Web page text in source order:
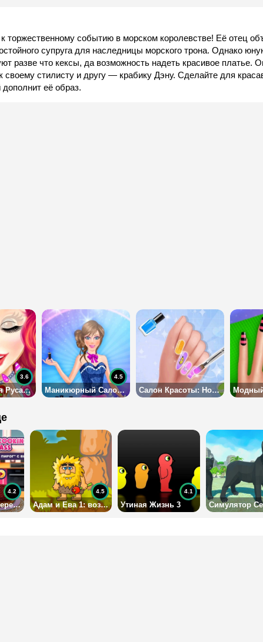
к торжественному событию в морском королевстве! Её отец
супруга для наследницы морского трона. Однако
разве что кексы, да возможность надеть красивое платье.
своему стилисту и другу — крабику Дэну. Сделайте для
её образ.
Маникюр Для Русалки
3.6
Маникюрный Салон для Девочек
4.5
Салон Красоты: Ноготочки
Кухня Сары: Перевёрнуый пирог с вишней
4.2
Адам и Ева 1: возвращение домой
4.5
Утиная Жизнь 3
4.1